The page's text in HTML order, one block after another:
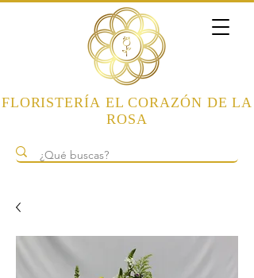
FLORISTERÍA EL CORAZÓN DE LA
ROSA